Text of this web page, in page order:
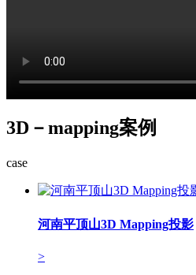
3D－mapping案例
case
河南平顶山3D Mapping投影
>